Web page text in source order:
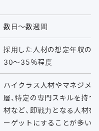
数日〜数週間
採用した人材の想定年収の
30〜35％程度
ハイクラス人材やマネジメ
層、特定の専門スキルを持つ
材など、即戦力となる人材を
ーゲットにすることが多い